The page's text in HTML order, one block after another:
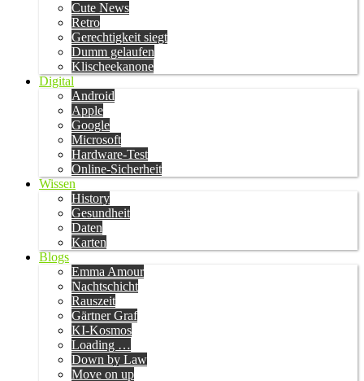
Cute News
Retro
Gerechtigkeit siegt
Dumm gelaufen
Klischeekanone
Digital
Android
Apple
Google
Microsoft
Hardware-Test
Online-Sicherheit
Wissen
History
Gesundheit
Daten
Karten
Blogs
Emma Amour
Nachtschicht
Rauszeit
Gärtner Graf
KI-Kosmos
Loading …
Down by Law
Move on up